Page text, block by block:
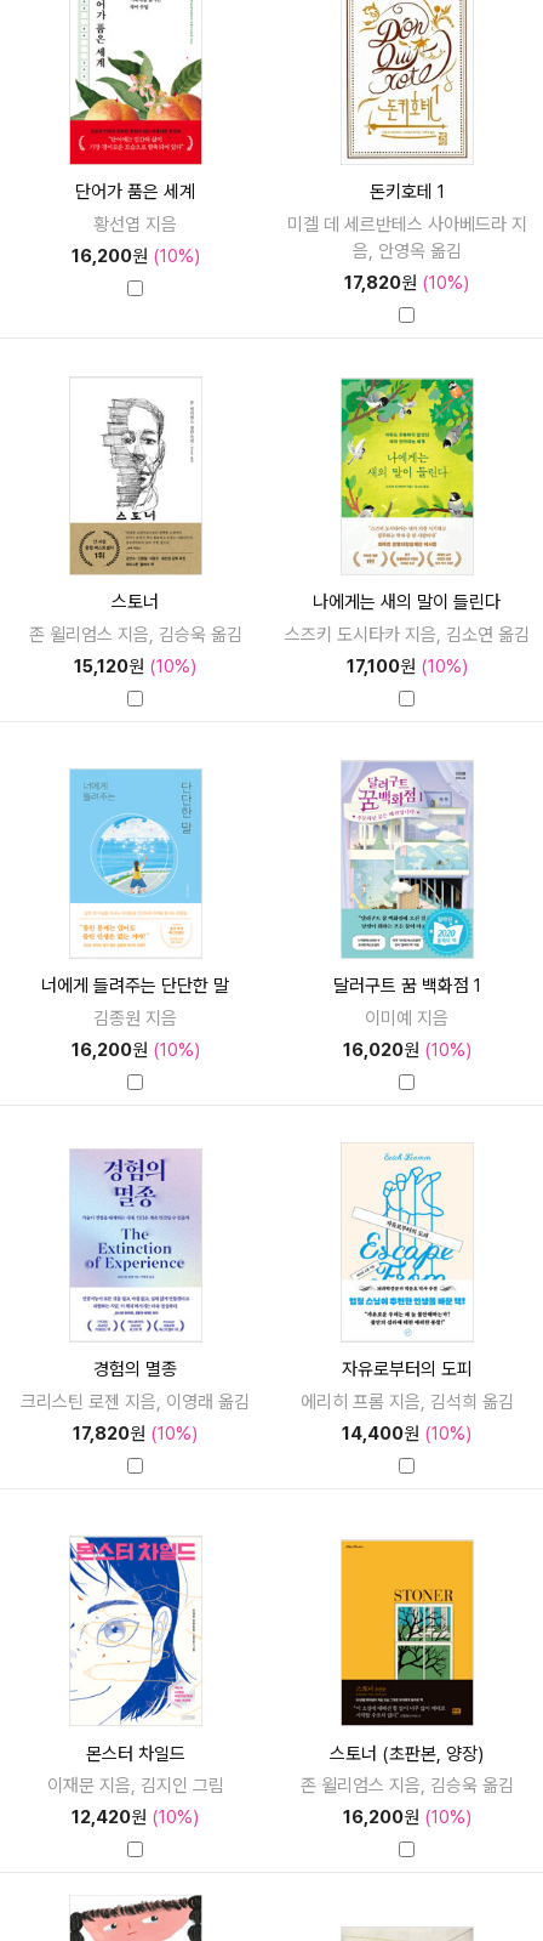
단어가 품은 세계
황선엽 지음
16,200원 (10%)
돈키호테 1
미겔 데 세르반테스 사아베드라 지
음, 안영옥 옮김
17,820원 (10%)
스토너
존 윌리엄스 지음, 김승욱 옮김
15,120원 (10%)
나에게는 새의 말이 들린다
스즈키 도시타카 지음, 김소연 옮김
17,100원 (10%)
너에게 들려주는 단단한 말
김종원 지음
16,200원 (10%)
달러구트 꿈 백화점 1
이미예 지음
16,020원 (10%)
경험의 멸종
크리스틴 로젠 지음, 이영래 옮김
17,820원 (10%)
자유로부터의 도피
에리히 프롬 지음, 김석희 옮김
14,400원 (10%)
몬스터 차일드
이재문 지음, 김지인 그림
12,420원 (10%)
스토너 (초판본, 양장)
존 윌리엄스 지음, 김승욱 옮김
16,200원 (10%)